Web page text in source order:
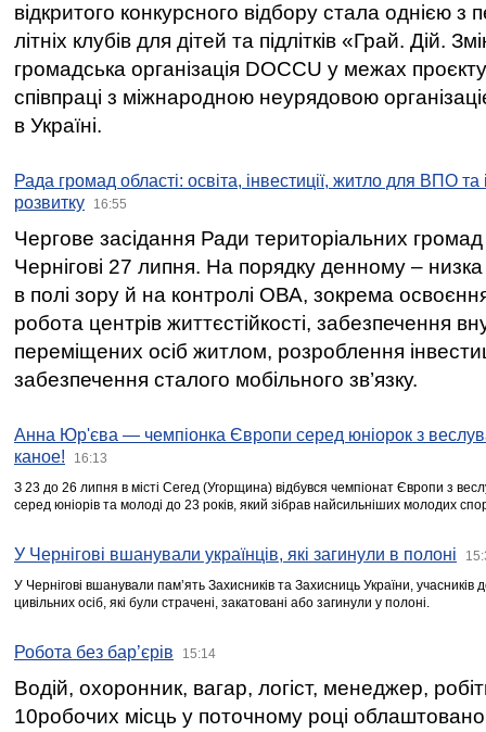
відкритого конкурсного відбору стала однією
літніх клубів для дітей та підлітків «Грай. Дій.
громадська організація DOCCU у межах
співпраці з міжнародною неурядовою
в Україні.
Рада громад області: освіта, інвестиції, житло для ВПО
розвитку
16:55
Чергове засідання Ради територіальних громад
Чернігові 27 липня. На порядку денному –
в полі зору й на контролі ОВА, зокрема освоєння
робота центрів життєстійкості, забезпечення
переміщених осіб житлом, розроблення
забезпечення сталого мобільного зв’язку.
Анна Юр'єва — чемпіонка Європи серед юніорок з
каное!
16:13
З 23 до 26 липня в місті Сегед (Угорщина) відбувся чемпіонат Європи з
серед юніорів та молоді до 23 років, який зібрав найсильніших молодих
У Чернігові вшанували українців, які загинули в полоні
У Чернігові вшанували пам’ять Захисників та Захисниць України,
цивільних осіб, які були страчені, закатовані або загинули у полоні.
Робота без бар’єрів 15:14
Водій, охоронник, вагар, логіст, менеджер,
10робочих місць у поточному році